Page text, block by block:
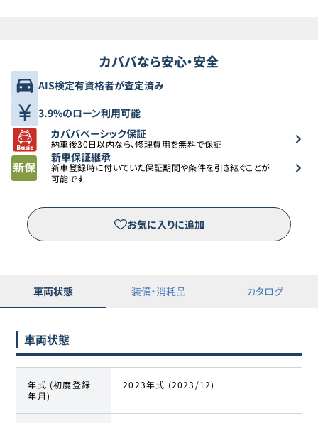
カババなら安心・安全
AIS検定有資格者が査定済み
3.9%のローン利用可能
カババベーシック保証
納車後30日以内なら、修理費用を無料で保証
新車保証継承
新車登録時に付いていた保証期間や条件を引き継ぐことが
可能です
お気に入りに追加
車両状態 装備・消耗品 カタログ
車両状態
年式 (初度登録
年月)
2023年式 (2023/12)